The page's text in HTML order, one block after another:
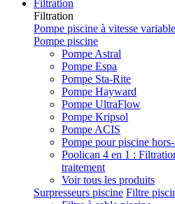
Filtration
Filtration
Pompe piscine à vitesse variable
Pompe piscine
Pompe Astral
Pompe Espa
Pompe Sta-Rite
Pompe Hayward
Pompe UltraFlow
Pompe Kripsol
Pompe ACIS
Pompe pour piscine
Poolican 4 en 1 :
traitement
Voir tous les produits
Surpresseurs piscine Filtre